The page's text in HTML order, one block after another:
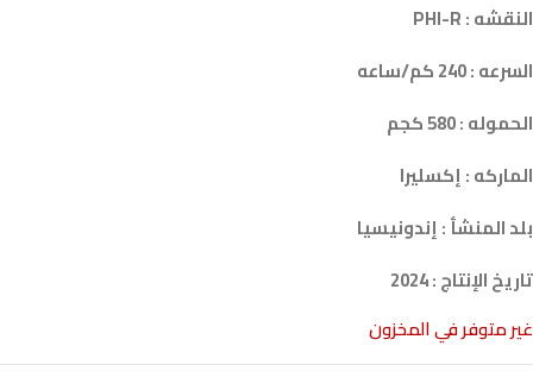
النقشه : PHI-R
السرعه : 240 كم/ساعه
الحموله : 580 كجم
الماركه : إكسليرا
بلد المنشأ : إندونيسيا
تاريخ الإنتاج : 2024
غير متوفر في المخزون